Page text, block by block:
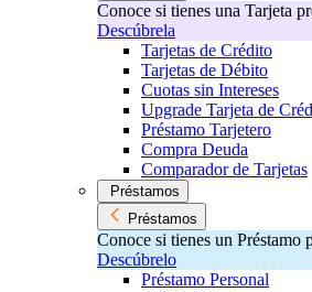
Conoce si tienes una Tarjeta
Descúbrela
Tarjetas de Crédito
Tarjetas de Débito
Cuotas sin Intereses
Upgrade Tarjeta de
Préstamo Tarjetero
Compra Deuda
Comparador de Tarjetas
Préstamos
Préstamos
Conoce si tienes un Préstamo
Descúbrelo
Préstamo Personal